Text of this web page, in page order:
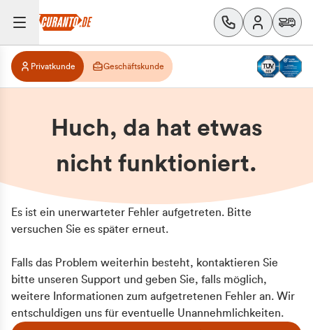
Privatkunde Geschäftskunde
Huch, da hat etwas
nicht funktioniert.
Es ist ein unerwarteter Fehler aufgetreten. Bitte
versuchen Sie es später erneut.
Falls das Problem weiterhin besteht, kontaktieren Sie
bitte unseren Support und geben Sie, falls möglich,
weitere Informationen zum aufgetretenen Fehler an. Wir
entschuldigen uns für eventuelle Unannehmlichkeiten.